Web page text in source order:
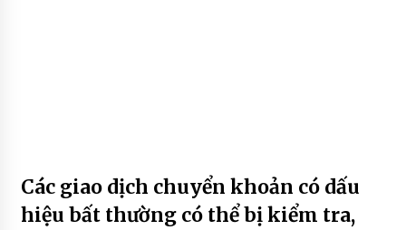
Các giao dịch chuyển khoản có dấu
hiệu bất thường có thể bị kiểm tra,